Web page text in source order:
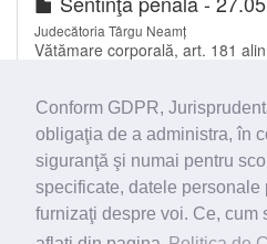
Conform GDPR,
obligaţia de a administra, în
siguranţă şi numai pentru
specificate, datele personale
furnizaţi despre voi. Ce, cum
Judecătoria Târgu Neamț
Vătămare corporală, art. 181
Hotărâre - 10.02.2017
lovirea sau alte violenţe (art.193
Sentinţă penală -
Judecătoria Tecuci
Lovire